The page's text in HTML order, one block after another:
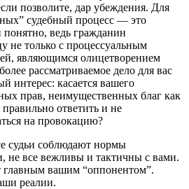
позволите, дар убеждения. Для
судебный процесс — это
ведь гражданин
не только с процессуальным
являющимся олицетворением
рассматриваемое дело для вас
интерес: касается вашего
прав, неимущественных благ как
ответить и не
на провокацию?
судьи соблюдают нормы
не все вежливы и тактичны с вами.
главным вашим “оппонентом”.
реалии.